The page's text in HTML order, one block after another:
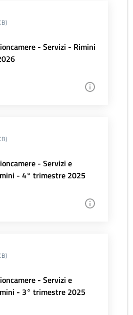
- Servizi - Rimini
- Servizi e
- 4° trimestre 2025
- Servizi e
- 3° trimestre 2025